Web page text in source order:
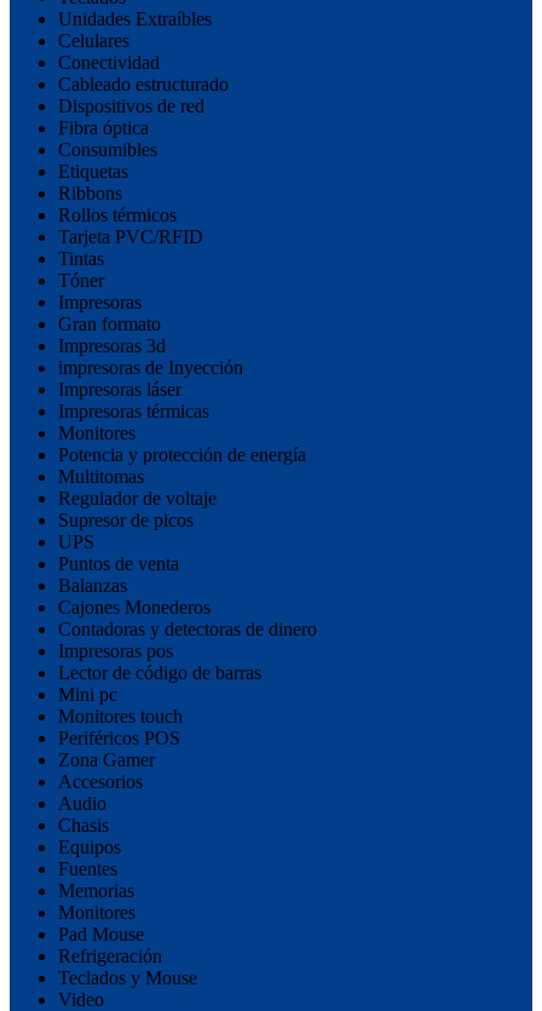
Unidades Extraíbles
Celulares
Conectividad
Cableado estructurado
Dispositivos de red
Fibra óptica
Consumibles
Etiquetas
Ribbons
Rollos térmicos
Tarjeta PVC/RFID
Tintas
Tóner
Impresoras
Gran formato
Impresoras 3d
impresoras de Inyección
Impresoras láser
Impresoras térmicas
Monitores
Potencia y protección de energía
Multitomas
Regulador de voltaje
Supresor de picos
UPS
Puntos de venta
Balanzas
Cajones Monederos
Contadoras y detectoras de dinero
Impresoras pos
Lector de código de barras
Mini pc
Monitores touch
Periféricos POS
Zona Gamer
Accesorios
Audio
Chasis
Equipos
Fuentes
Memorias
Monitores
Pad Mouse
Refrigeración
Teclados y Mouse
Video